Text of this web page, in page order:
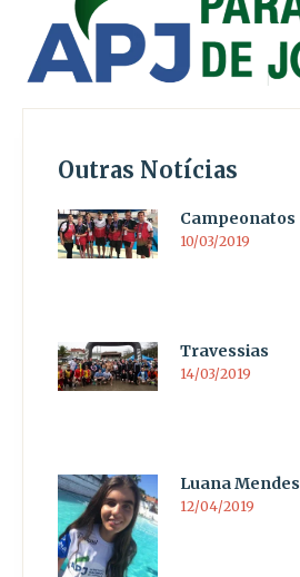
Outras Notícias
Campeonatos
10/03/2019
Travessias
14/03/2019
Luana Mendes
12/04/2019